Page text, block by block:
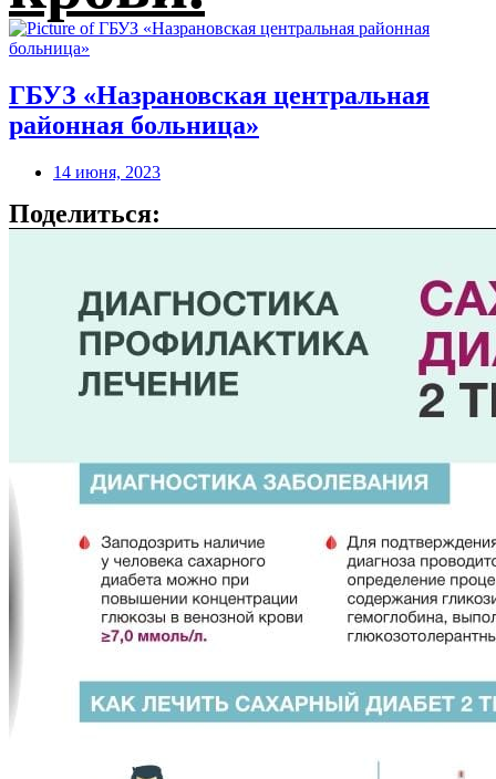
ГБУЗ «Назрановская центральная
районная больница»
14 июня, 2023
Поделиться: